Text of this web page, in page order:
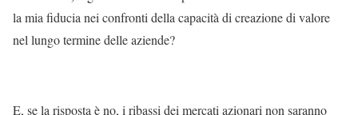
la mia fiducia nei confronti della capacità di creazione di valore
nel lungo termine delle aziende?
E, se la risposta è no, i ribassi dei mercati azionari non saranno